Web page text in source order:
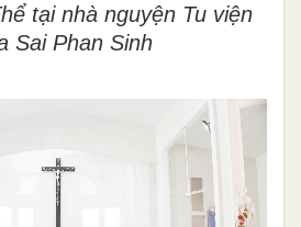
tại nhà nguyện Tu viện
Sai Phan Sinh